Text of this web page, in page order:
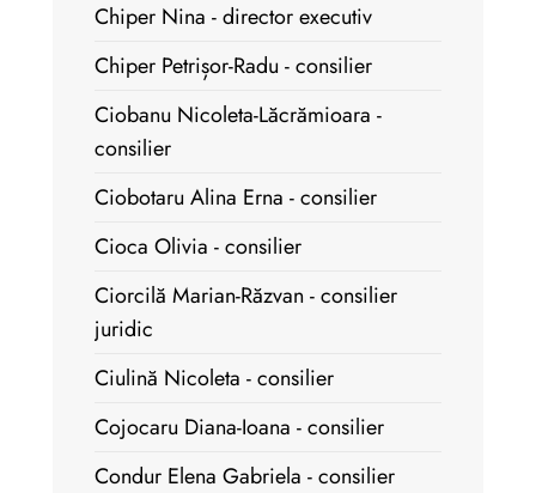
Chiper Nina - director executiv
Chiper Petrișor-Radu - consilier
Ciobanu Nicoleta-Lăcrămioara -
consilier
Ciobotaru Alina Erna - consilier
Cioca Olivia - consilier
Ciorcilă Marian-Răzvan - consilier
juridic
Ciulină Nicoleta - consilier
Cojocaru Diana-Ioana - consilier
Condur Elena Gabriela - consilier